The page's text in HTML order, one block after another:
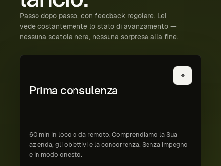
Passo dopo passo, con feedback regolare. Lei
vede costantemente lo stato di avanzamento —
nessuna scatola nera, nessuna sorpresa alla fine.
⌖
Prima consulenza
60 min in loco o da remoto. Comprendiamo la Sua
azienda, gli obiettivi e la concorrenza. Senza impegno
e in modo onesto.